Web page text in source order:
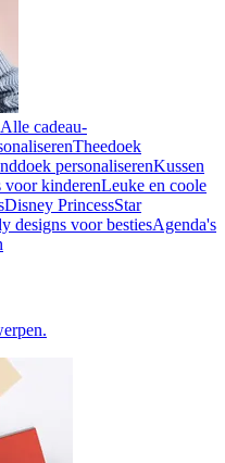
Alle cadeau-
Theedoek
personaliserenKussen
voor kinderenLeuke en coole
Disney PrincessStar
designs voor bestiesAgenda's